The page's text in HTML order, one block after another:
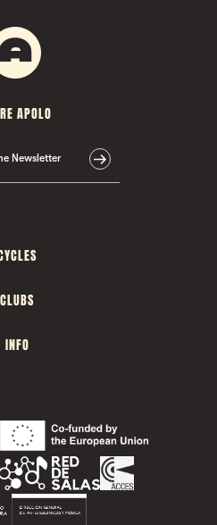
APOLO
Newsletter
CLUBS
INFO